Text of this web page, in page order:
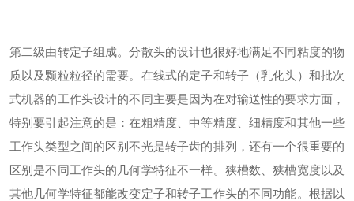
第二级由转定子组成。分散头的设计也很好地满足不同粘度的物
质以及颗粒粒径的需要。在线式的定子和转子（乳化头）和批次
式机器的工作头设计的不同主要是因为在对输送性的要求方面，
特别要引起注意的是：在粗精度、中等精度、细精度和其他一些
工作头类型之间的区别不光是转子齿的排列，还有一个很重要的
区别是不同工作头的几何学特征不一样。狭槽数、狭槽宽度以及
其他几何学特征都能改变定子和转子工作头的不同功能。根据以